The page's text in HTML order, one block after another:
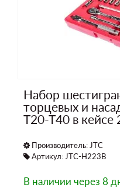
Набор
торцевых и
Т20-Т40 в кейсе
Производитель: JTC
Артикул: JTC-H223B
В наличии через 8